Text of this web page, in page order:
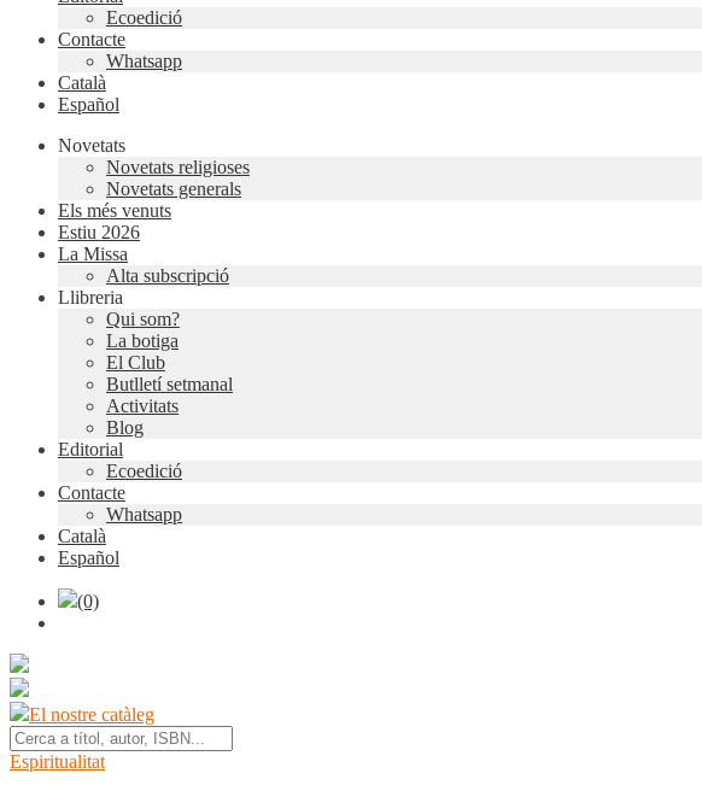
Ecoedició
Contacte
Whatsapp
Català
Español
Novetats
Novetats religioses
Novetats generals
Els més venuts
Estiu 2026
La Missa
Alta subscripció
Llibreria
Qui som?
La botiga
El Club
Butlletí setmanal
Activitats
Blog
Editorial
Ecoedició
Contacte
Whatsapp
Català
Español
(0)
El nostre catàleg
Espiritualitat